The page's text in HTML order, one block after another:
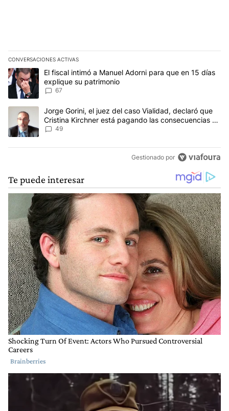
CONVERSACIONES ACTIVAS
Este listado muestra los artículos con más comentarios en los
Un artículo de tendencia con el título "El fiscal intimó a Manuel
El fiscal intimó a Manuel Adorni para que en 15 días
explique su patrimonio
67
Un artículo de tendencia con el título "Jorge Gorini, el juez del
Jorge Gorini, el juez del caso Vialidad, declaró que
Cristina Kirchner está pagando las consecuencias de
cometer "un delito comprobado"
49
Gestionado por